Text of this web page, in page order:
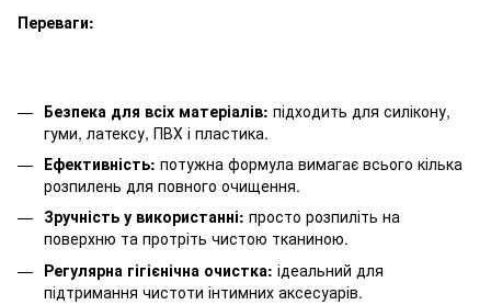
Переваги:
Безпека для всіх матеріалів: підходить для силікону,
гуми, латексу, ПВХ і пластика.
Ефективність: потужна формула вимагає всього кілька
розпилень для повного очищення.
Зручність у використанні: просто розпиліть на
поверхню та протріть чистою тканиною.
Регулярна гігієнічна очистка: ідеальний для
підтримання чистоти інтимних аксесуарів.